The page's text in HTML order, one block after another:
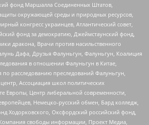
фонд Маршалла Соединенных Штатов,
окружающей среды и природных ресурсов,
конгресс украинцев, Атлантический совет,
фонд за демократию, Джеймстаунский фонд,
дракона, Врачи против насильственного
Дафа, Друзья Фалуньгун, Фалуньгун, Коалиция
в отношении Фалуньгун в Китае,
по расследованию преследований Фалуньгун,
Ассоциация школ политических
Европы, Центр либеральной современности,
Немецко-русский обмен, Бард колледж,
Ходорковского, Оксфордский российский фонд,
свободы информации, Проект Медиа,